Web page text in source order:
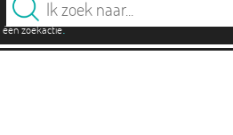
één zoekactie.